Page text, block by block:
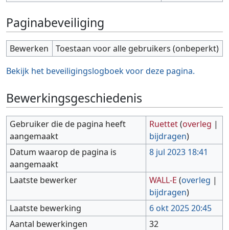
Paginabeveiliging
Bewerken
Toestaan voor alle gebruikers (onbeperkt)
Bekijk het beveiligingslogboek voor deze pagina.
Bewerkingsgeschiedenis
Gebruiker die de pagina heeft
aangemaakt
Ruettet(overleg |
bijdragen)
Datum waarop de pagina is
aangemaakt
8 jul 2023 18:41
Laatste bewerker WALL-E (overleg |
bijdragen)
Laatste bewerking
6 okt 2025 20:45
Aantal bewerkingen
32